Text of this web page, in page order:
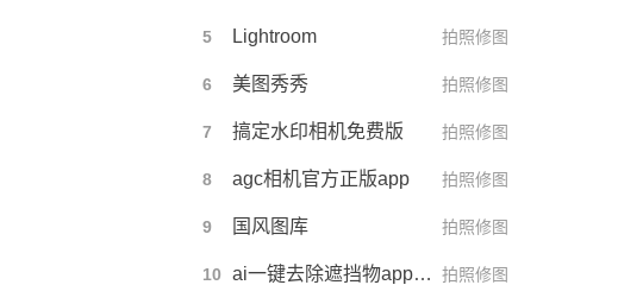
5 Lightroom 拍照修图
6 美图秀秀 拍照修图
7 搞定水印相机免费版 拍照修图
8 agc相机官方正版app 拍照修图
9 国风图库 拍照修图
10 ai一键去除遮挡物app(P图抠图王) 拍照修图